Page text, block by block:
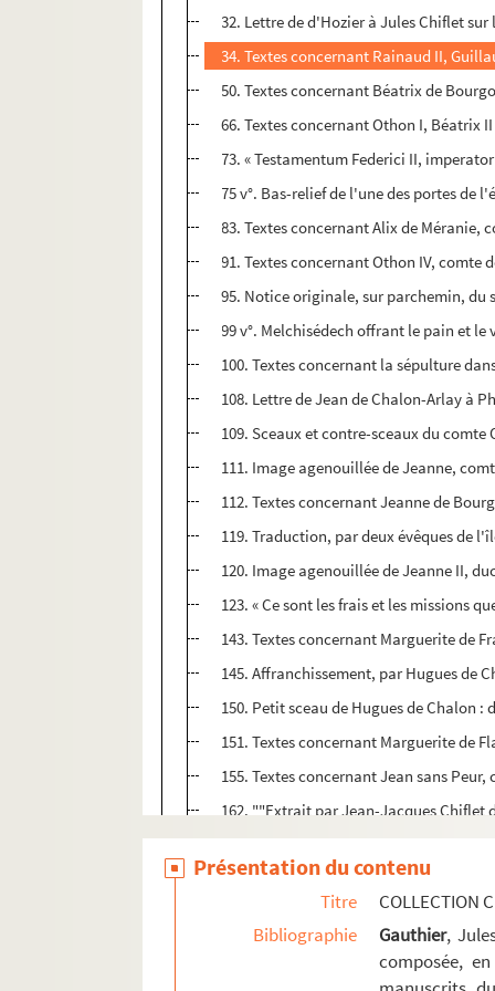
32. Lettre de d'Hozier à Jules Chiflet
34. Textes concernant Rainaud II,
50. Textes concernant Béatrix de
66. Textes concernant Othon I, Béatrix
73. « Testamentum Federici II,
75 v°. Bas-relief de l'une des portes de
83. Textes concernant Alix de Méranie,
91. Textes concernant Othon IV, comte
95. Notice originale, sur parchemin, du
99 v°. Melchisédech offrant le pain et
100. Textes concernant la sépulture
108. Lettre de Jean de Chalon-Arlay à
109. Sceaux et contre-sceaux du
111. Image agenouillée de Jeanne,
112. Textes concernant Jeanne de
119. Traduction, par deux évêques de
120. Image agenouillée de Jeanne II,
123. « Ce sont les frais et les missions
143. Textes concernant Marguerite de
145. Affranchissement, par Hugues de
150. Petit sceau de Hugues de Chalon :
151. Textes concernant Marguerite de
155. Textes concernant Jean sans
162. ""Extrait par Jean-Jacques Chiflet
171. Textes concernant l'époque de
174. Franchises accordées aux
175. Récits, par Jean-Jacques Chiflet,
177. Textes concernant l'époque de
178. « Noms de ceux du pays de
Présentation du contenu
Titre
COLLECTION
Bibliographie
Gauthier,
composée,